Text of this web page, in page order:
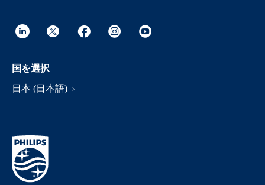
国を選択
日本 (日本語)